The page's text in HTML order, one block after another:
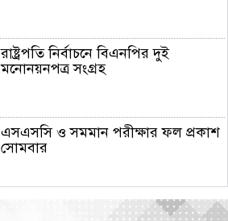
রাষ্ট্রপতি নির্বাচনে বিএনপির দুই
মনোনয়নপত্র সংগ্রহ
এসএসসি ও সমমান পরীক্ষার ফল প্রকাশ
সোমবার
রাষ্ট্রপতি নির্বাচনে অংশ নেবে জামায়াতে